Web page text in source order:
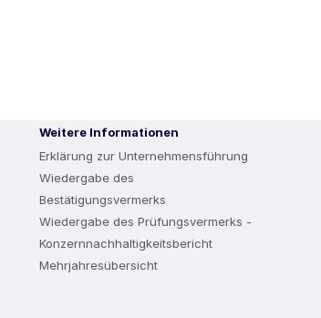
Weitere Informationen
Erklärung zur Unternehmensführung
Wiedergabe des
Bestätigungsvermerks
Wiedergabe des Prüfungsvermerks -
Konzernnachhaltigkeitsbericht
Mehrjahresübersicht